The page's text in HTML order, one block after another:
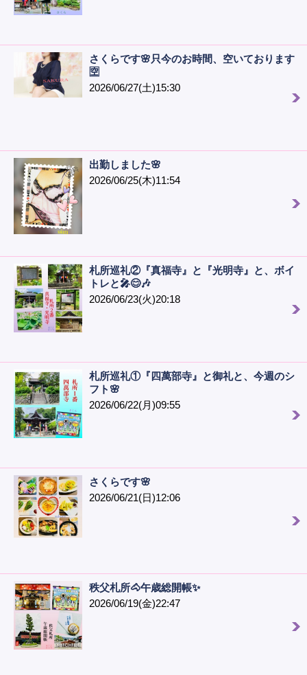
さくらです🌸只今のお時間、空いております
🈳
2026/06/27(土)15:30
出勤しました🌸
2026/06/25(木)11:54
札所巡礼②『真福寺』と『光明寺』と、ボイ
トレと🎤😊🎶
2026/06/23(火)20:18
札所巡礼①『四萬部寺』と御礼と、今週のシ
フト🌸
2026/06/22(月)09:55
さくらです🌸
2026/06/21(日)12:06
秩父札所🐴午歳総開帳✨
2026/06/19(金)22:47